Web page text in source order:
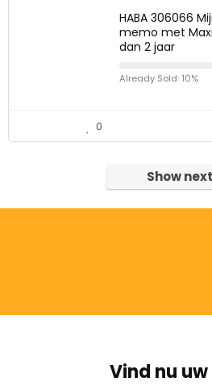
HABA 306066
memo met
dan 2 jaar
Already Sold: 10%
0
Show next
Vind nu